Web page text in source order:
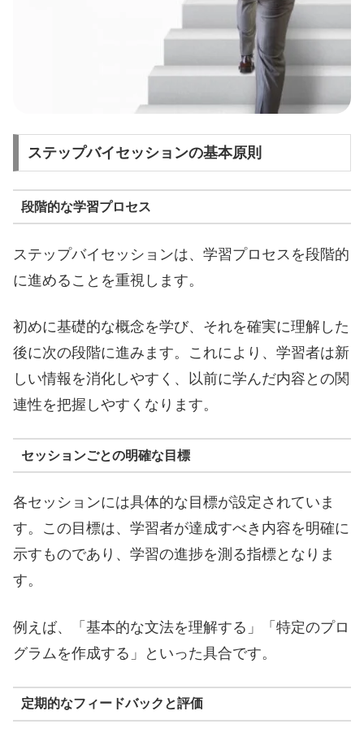
ステップバイセッションの基本原則
段階的な学習プロセス
ステップバイセッションは、学習プロセスを段階的
に進めることを重視します。
初めに基礎的な概念を学び、それを確実に理解した
後に次の段階に進みます。これにより、学習者は新
しい情報を消化しやすく、以前に学んだ内容との関
連性を把握しやすくなります。
セッションごとの明確な目標
各セッションには具体的な目標が設定されていま
す。この目標は、学習者が達成すべき内容を明確に
示すものであり、学習の進捗を測る指標となりま
す。
例えば、「基本的な文法を理解する」「特定のプロ
グラムを作成する」といった具合です。
定期的なフィードバックと評価